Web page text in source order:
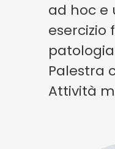
ad hoc e
esercizio
Palestra
Attività